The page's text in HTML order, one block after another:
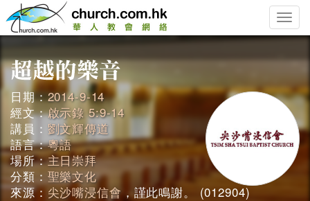
Toggle
日期：2014-9-14
經文：啟示錄 5:9-14
講員： 劉文輝傳道
語言：粵語
場所：主日崇拜
分類： 聖樂文化
來源：尖沙嘴浸信會，謹此鳴謝。 (012904)